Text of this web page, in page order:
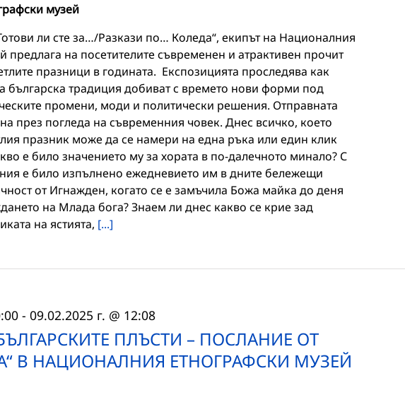
музей
ли сте за…/Разкази по… Коледа“, екипът на Националния
предлага на посетителите съвременен и атрактивен прочит
празници в годината. Експозицията проследява как
българска традиция добиват с времето нови форми под
промени, моди и политически решения. Отправната
през погледа на съвременния човек. Днес всичко, което
празник може да се намери на една ръка или един клик
е било значението му за хората в по-далечното минало? С
е било изпълнено ежедневието им в дните бележещи
от Игнажден, когато се е замъчила Божа майка до деня
на Млада бога? Знаем ли днес какво се крие зад
на ястията, [...]
ПЛЪСТИ – ПОСЛАНИЕ ОТ
В НАЦИОНАЛНИЯ ЕТНОГРАФСКИ МУЗЕЙ
- 09.02.2025 г. @ 12:08